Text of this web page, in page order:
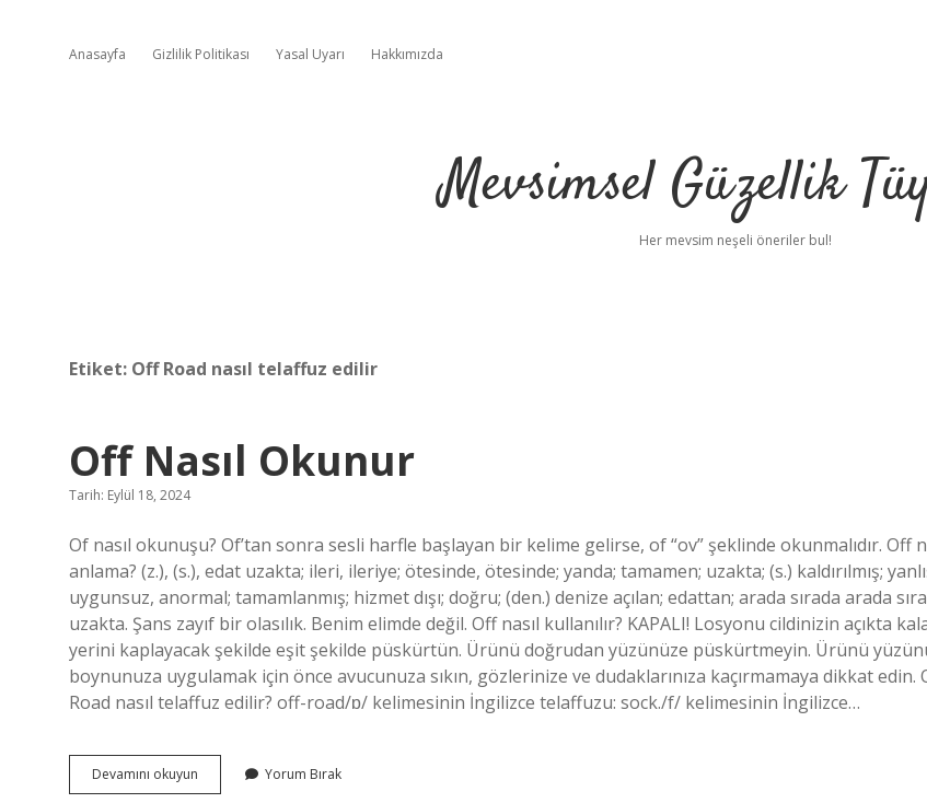
Anasayfa Gizlilik Politikası Yasal Uyarı Hakkımızda
Mevsimsel Güzellik
Her mevsim neşeli öneriler bul!
Etiket: Off Road nasıl telaffuz edilir
Off Nasıl Okunur
Tarih: Eylül 18, 2024
Of nasıl okunuşu? Of’tan sonra sesli harfle başlayan bir kelime gelirse, of “ov” şeklinde okunmalıdır. Off
anlama? (z.), (s.), edat uzakta; ileri, ileriye; ötesinde, ötesinde; yanda; tamamen; uzakta; (s.) kaldırılmış;
uygunsuz, anormal; tamamlanmış; hizmet dışı; doğru; (den.) denize açılan; edattan; arada sırada arada
uzakta. Şans zayıf bir olasılık. Benim elimde değil. Off nasıl kullanılır? KAPALI! Losyonu cildinizin açıkta
yerini kaplayacak şekilde eşit şekilde püskürtün. Ürünü doğrudan yüzünüze püskürtmeyin. Ürünü
boynunuza uygulamak için önce avucunuza sıkın, gözlerinize ve dudaklarınıza kaçırmamaya dikkat edin.
Road nasıl telaffuz edilir? off-road/ɒ/ kelimesinin İngilizce telaffuzu: sock./f/ kelimesinin İngilizce…
Devamını okuyun
Nasıl
Yorum Bırak